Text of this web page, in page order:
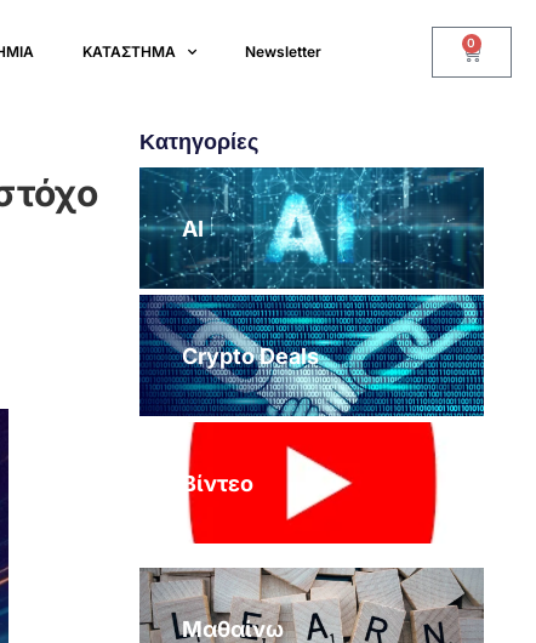
ΚΑΤΑΣΤΗΜΑ Newsletter 0
Κατηγορίες
AI
Crypto Deals
Βίντεο
Μαθαίνω